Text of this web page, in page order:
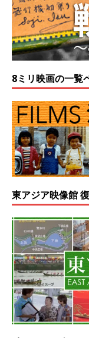
8ミリ映画の一覧
東アジア映像館